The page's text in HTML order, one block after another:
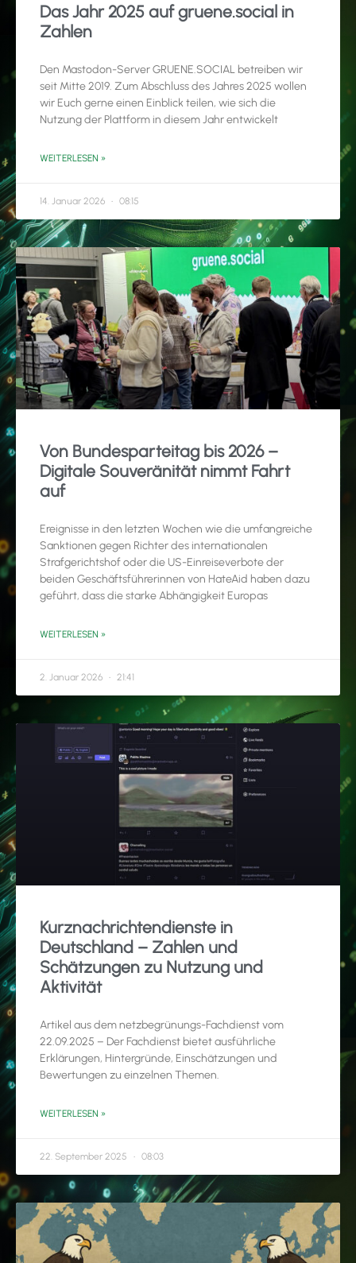
Das Jahr 2025 auf gruene.social in
Zahlen
Den Mastodon-Server GRUENE.SOCIAL betreiben wir
seit Mitte 2019. Zum Abschluss des Jahres 2025 wollen
wir Euch gerne einen Einblick teilen, wie sich die
Nutzung der Plattform in diesem Jahr entwickelt
WEITERLESEN »
14. Januar 2026 08:15
Von Bundesparteitag bis 2026 –
Digitale Souveränität nimmt Fahrt
auf
Ereignisse in den letzten Wochen wie die umfangreiche
Sanktionen gegen Richter des internationalen
Strafgerichtshof oder die US-Einreiseverbote der
beiden Geschäftsführerinnen von HateAid haben dazu
geführt, dass die starke Abhängigkeit Europas
WEITERLESEN »
2. Januar 2026 21:41
Kurznachrichtendienste in
Deutschland – Zahlen und
Schätzungen zu Nutzung und
Aktivität
Artikel aus dem netzbegrünungs-Fachdienst vom
22.09.2025 – Der Fachdienst bietet ausführliche
Erklärungen, Hintergründe, Einschätzungen und
Bewertungen zu einzelnen Themen.
WEITERLESEN »
22. September 2025 08:03